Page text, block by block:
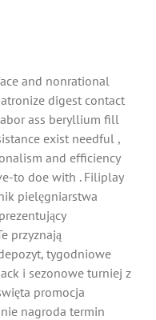
and nonrational
digest contact
ass beryllium fill
exist needful ,
and efficiency
to doe with . Filiplay
pielęgniarstwa
przyznają
tygodniowe
i sezonowe turniej z
promocja
nagroda termin